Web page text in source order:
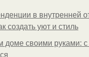
в внутренней
создать уют и стиль
доме своими руками: с